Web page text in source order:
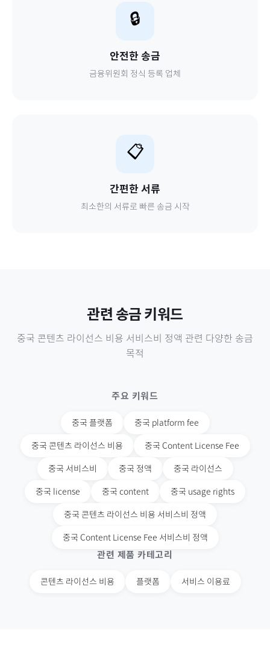
🔒
안전한 송금
금융위원회 정식 등록 업체
📋
간편한 서류
최소한의 서류로 빠른 송금 시작
관련 송금 키워드
중국 콘텐츠 라이선스 비용 서비스비 정액 관련 다양한 송금
목적
주요 키워드
중국 플랫폼 중국 platform fee
중국 콘텐츠 라이선스 비용 중국 Content License Fee
중국 서비스비 중국 정액 중국 라이선스
중국 license 중국 content 중국 usage rights
중국 콘텐츠 라이선스 비용 서비스비 정액
중국 Content License Fee 서비스비 정액
관련 제품 카테고리
콘텐츠 라이선스 비용 플랫폼 서비스 이용료